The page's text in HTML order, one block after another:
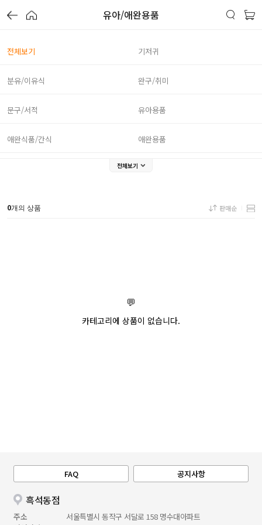
유아/애완용품
전체보기 기저귀
분유/이유식 완구/취미
문구/서적 유아용품
애완식품/간식 애완용품
전체보기
0개의 상품 판매순
💬
카테고리에 상품이 없습니다.
FAQ 공지사항
흑석동점
주소
서울특별시 동작구 서달로 158 명수대아파트